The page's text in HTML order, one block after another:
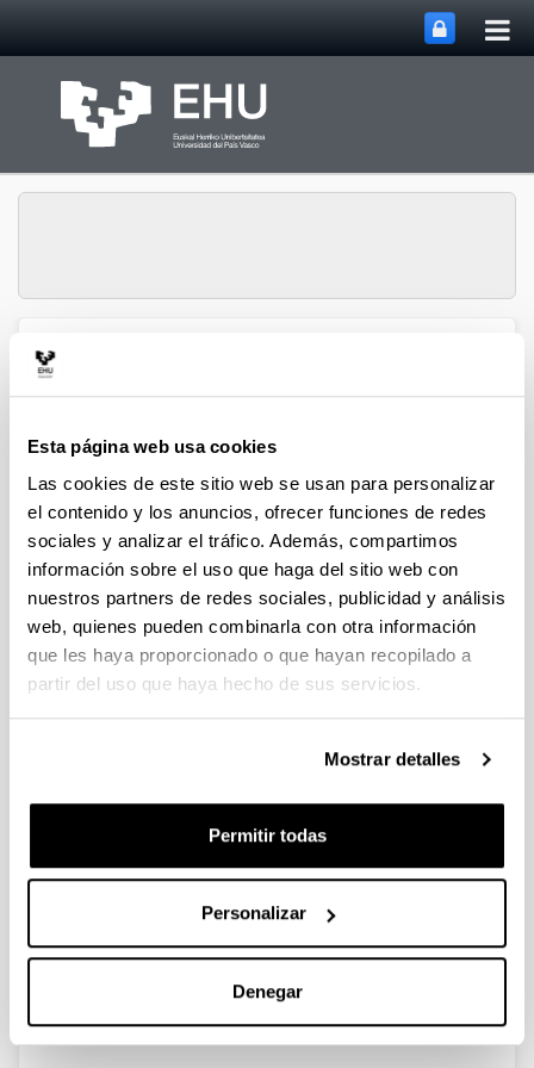
Esta página web usa cookies
Las cookies de este sitio web se usan para personalizar
el contenido y los anuncios, ofrecer funciones de redes
sociales y analizar el tráfico. Además, compartimos
información sobre el uso que haga del sitio web con
nuestros partners de redes sociales, publicidad y análisis
web, quienes pueden combinarla con otra información
que les haya proporcionado o que hayan recopilado a
partir del uso que haya hecho de sus servicios.
Mostrar detalles
Permitir todas
Personalizar
Denegar
Lipids & Liver
Lipids & Liver
Facultad de Medicina y Enfermería
Barrio Sarriena SN 48940-Leioa